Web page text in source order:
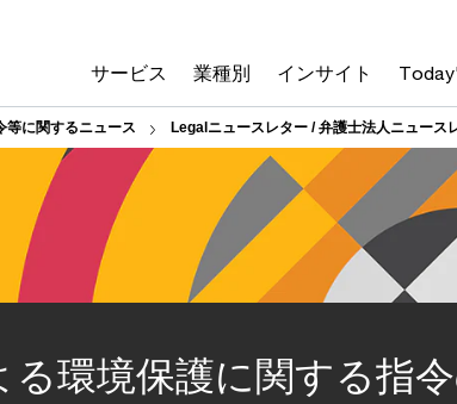
サービス 業種別 インサイト
等に関するニュース Legalニュースレター / 弁護士法人ニュース
る環境保護に関する指